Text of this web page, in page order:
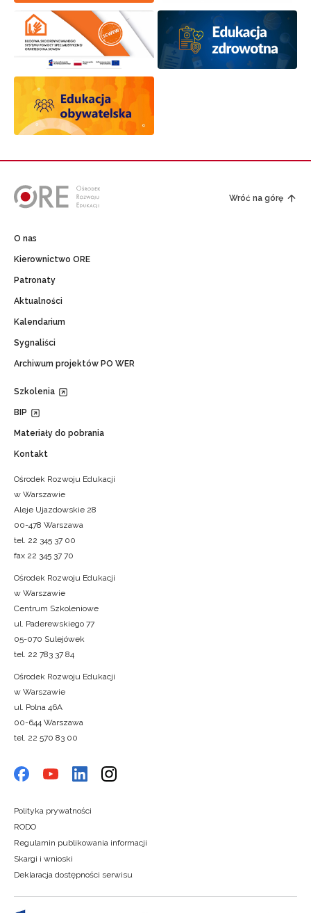
Wróć na górę
O nas
Kierownictwo ORE
Patronaty
Aktualności
Kalendarium
Sygnaliści
Archiwum projektów PO WER
Szkolenia
BIP
Materiały do pobrania
Kontakt
Ośrodek Rozwoju Edukacji
w Warszawie
Aleje Ujazdowskie 28
00-478 Warszawa
tel. 22 345 37 00
fax 22 345 37 70
Ośrodek Rozwoju Edukacji
w Warszawie
Centrum Szkoleniowe
ul. Paderewskiego 77
05-070 Sulejówek
tel. 22 783 37 84
Ośrodek Rozwoju Edukacji
w Warszawie
ul. Polna 46A
00-644 Warszawa
tel. 22 570 83 00
Polityka prywatności
RODO
Regulamin publikowania informacji
Skargi i wnioski
Deklaracja dostępności serwisu